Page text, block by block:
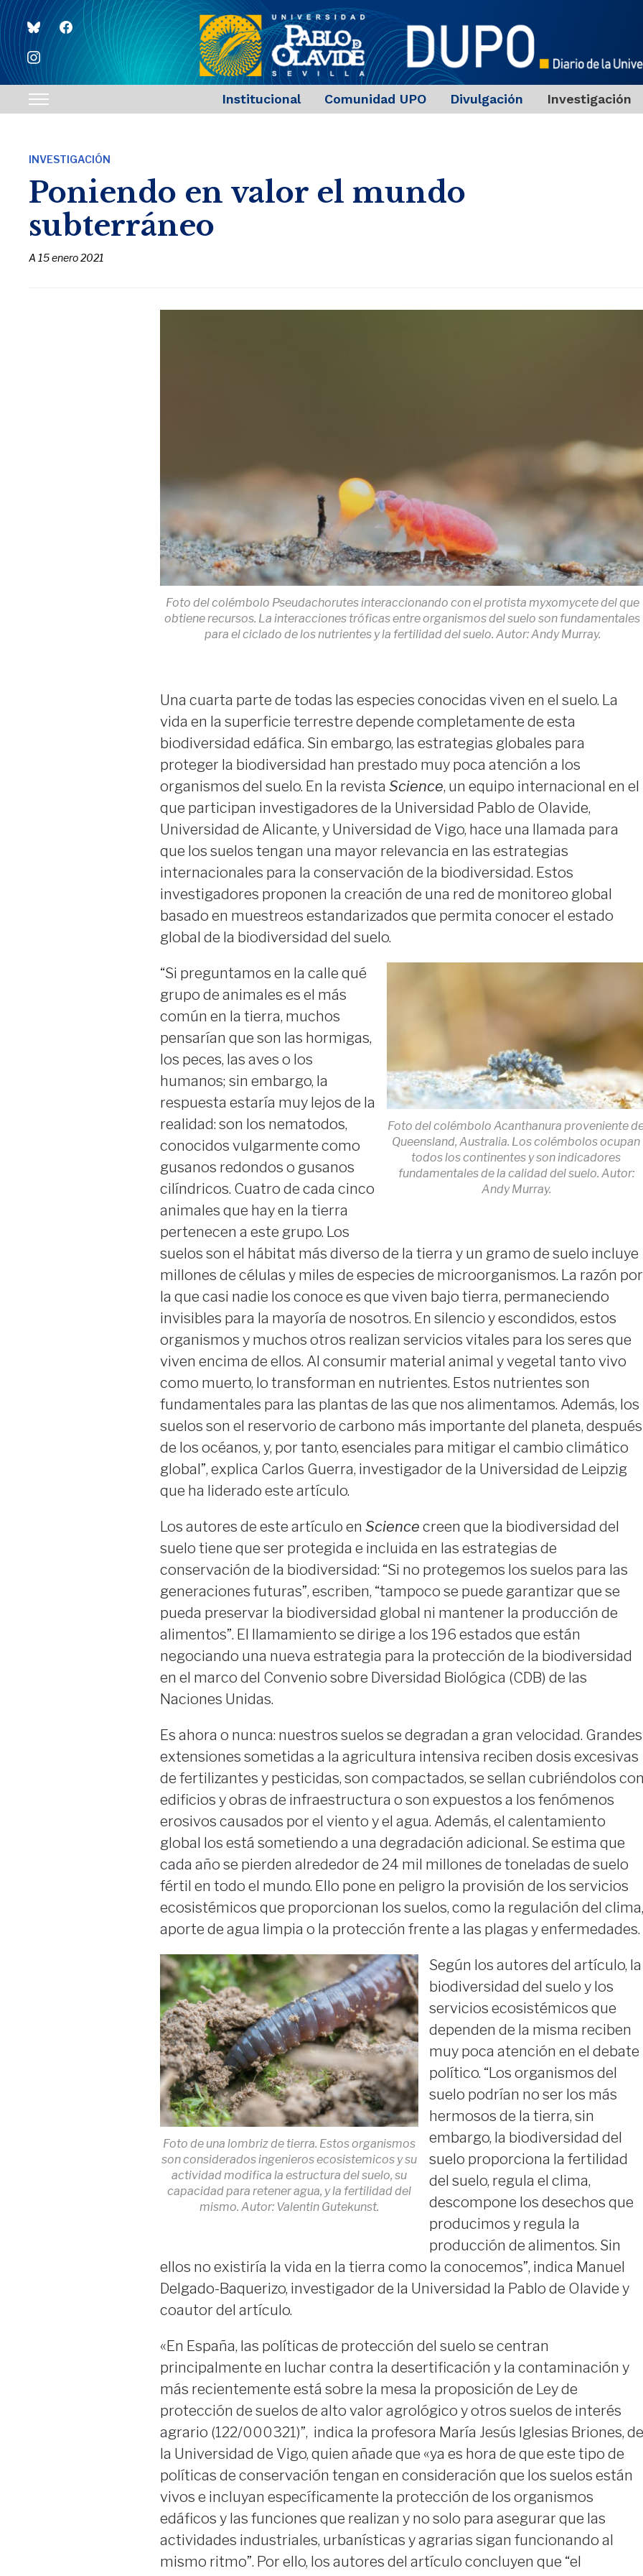
blueskyfacebook
instagram
Toggle
navigation
Institucional Comunidad UPO Divulgación Investigación
INVESTIGACIÓN
Poniendo en valor el mundo
subterráneo
A 15 enero 2021
Foto del colémbolo Pseudachorutes interaccionando con el protista myxomycete del que
obtiene recursos. La interacciones tróficas entre organismos del suelo son fundamentales
para el ciclado de los nutrientes y la fertilidad del suelo. Autor: Andy Murray.
Una cuarta parte de todas las especies conocidas viven en el suelo. La
vida en la superficie terrestre depende completamente de esta
biodiversidad edáfica. Sin embargo, las estrategias globales para
proteger la biodiversidad han prestado muy poca atención a los
organismos del suelo. En la revista Science, un equipo internacional en el
que participan investigadores de la Universidad Pablo de Olavide,
Universidad de Alicante, y Universidad de Vigo, hace una llamada para
que los suelos tengan una mayor relevancia en las estrategias
internacionales para la conservación de la biodiversidad. Estos
investigadores proponen la creación de una red de monitoreo global
basado en muestreos estandarizados que permita conocer el estado
global de la biodiversidad del suelo.
Foto del colémbolo Acanthanura proveniente
Queensland, Australia. Los colémbolos ocupan
todos los continentes y son indicadores
fundamentales de la calidad del suelo. Autor:
Andy Murray.
“Si preguntamos en la calle qué
grupo de animales es el más
común en la tierra, muchos
pensarían que son las hormigas,
los peces, las aves o los
humanos; sin embargo, la
respuesta estaría muy lejos de la
realidad: son los nematodos,
conocidos vulgarmente como
gusanos redondos o gusanos
cilíndricos. Cuatro de cada cinco
animales que hay en la tierra
pertenecen a este grupo. Los
suelos son el hábitat más diverso de la tierra y un gramo de suelo incluye
millones de células y miles de especies de microorganismos. La razón por
la que casi nadie los conoce es que viven bajo tierra, permaneciendo
invisibles para la mayoría de nosotros. En silencio y escondidos, estos
organismos y muchos otros realizan servicios vitales para los seres que
viven encima de ellos. Al consumir material animal y vegetal tanto vivo
como muerto, lo transforman en nutrientes. Estos nutrientes son
fundamentales para las plantas de las que nos alimentamos. Además, los
suelos son el reservorio de carbono más importante del planeta, después
de los océanos, y, por tanto, esenciales para mitigar el cambio climático
global”, explica Carlos Guerra, investigador de la Universidad de Leipzig
que ha liderado este artículo.
Los autores de este artículo en Science creen que la biodiversidad del
suelo tiene que ser protegida e incluida en las estrategias de
conservación de la biodiversidad: “Si no protegemos los suelos para las
generaciones futuras”, escriben, “tampoco se puede garantizar que se
pueda preservar la biodiversidad global ni mantener la producción de
alimentos”. El llamamiento se dirige a los 196 estados que están
negociando una nueva estrategia para la protección de la biodiversidad
en el marco del Convenio sobre Diversidad Biológica (CDB) de las
Naciones Unidas.
Es ahora o nunca: nuestros suelos se degradan a gran velocidad. Grandes
extensiones sometidas a la agricultura intensiva reciben dosis excesivas
de fertilizantes y pesticidas, son compactados, se sellan cubriéndolos
edificios y obras de infraestructura o son expuestos a los fenómenos
erosivos causados por el viento y el agua. Además, el calentamiento
global los está sometiendo a una degradación adicional. Se estima que
cada año se pierden alrededor de 24 mil millones de toneladas de suelo
fértil en todo el mundo. Ello pone en peligro la provisión de los servicios
ecosistémicos que proporcionan los suelos, como la regulación del clima,
aporte de agua limpia o la protección frente a las plagas y enfermedades.
Foto de una lombriz de tierra. Estos organismos
son considerados ingenieros ecosistemicos y su
actividad modifica la estructura del suelo, su
capacidad para retener agua, y la fertilidad del
mismo. Autor: Valentin Gutekunst.
Según los autores del artículo, la
biodiversidad del suelo y los
servicios ecosistémicos que
dependen de la misma reciben
muy poca atención en el debate
político. “Los organismos del
suelo podrían no ser los más
hermosos de la tierra, sin
embargo, la biodiversidad del
suelo proporciona la fertilidad
del suelo, regula el clima,
descompone los desechos que
producimos y regula la
producción de alimentos. Sin
ellos no existiría la vida en la tierra como la conocemos”, indica Manuel
Delgado-Baquerizo, investigador de la Universidad la Pablo de Olavide y
coautor del artículo.
«En España, las políticas de protección del suelo se centran
principalmente en luchar contra la desertificación y la contaminación y
más recientemente está sobre la mesa la proposición de Ley de
protección de suelos de alto valor agrológico y otros suelos de interés
agrario (122/000321)”, indica la profesora María Jesús Iglesias Briones, de
la Universidad de Vigo, quien añade que «ya es hora de que este tipo de
políticas de conservación tengan en consideración que los suelos están
vivos e incluyan específicamente la protección de los organismos
edáficos y las funciones que realizan y no solo para asegurar que las
actividades industriales, urbanísticas y agrarias sigan funcionando al
mismo ritmo”. Por ello, los autores del artículo concluyen que “el